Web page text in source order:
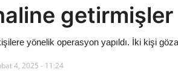
getirmişler
yönelik operasyon yapıldı. İki kişi
4, 2025 - 11:24